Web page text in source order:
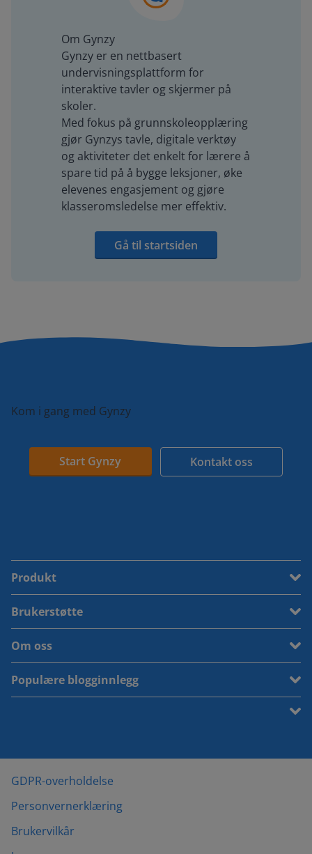
Om Gynzy
Gynzy er en nettbasert
undervisningsplattform for
interaktive tavler og skjermer på
skoler.
Med fokus på grunnskoleopplæring
gjør Gynzys tavle, digitale verktøy
og aktiviteter det enkelt for lærere å
spare tid på å bygge leksjoner, øke
elevenes engasjement og gjøre
klasseromsledelse mer effektiv.
Gå til startsiden
Kom i gang med Gynzy
Start Gynzy Kontakt oss
Produkt
Brukerstøtte
Om oss
Populære blogginnlegg
GDPR-overholdelse
Personvernerklæring
Brukervilkår